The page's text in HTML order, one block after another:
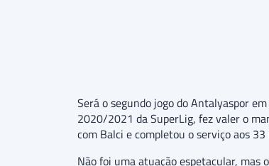
Será o segundo jogo do Antalyaspor
2020/2021 da SuperLig, fez valer o
com Balci e completou o serviço aos
Não foi uma atuação espetacular, mas